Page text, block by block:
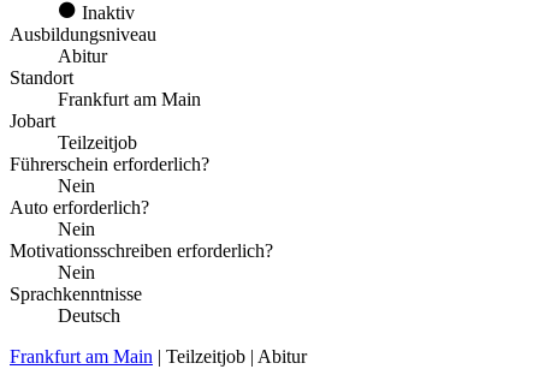
Inaktiv
Ausbildungsniveau
Abitur
Standort
Frankfurt am Main
Jobart
Teilzeitjob
Führerschein erforderlich?
Nein
Auto erforderlich?
Nein
Motivationsschreiben erforderlich?
Nein
Sprachkenntnisse
Deutsch
Frankfurt am Main | Teilzeitjob | Abitur